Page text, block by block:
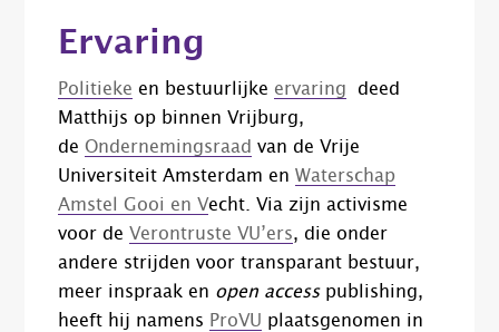
Ervaring
Politieke en bestuurlijke ervaring deed
Matthijs op binnen Vrijburg,
deOndernemingsraad van de Vrije
Universiteit Amsterdam enWaterschap
Amstel Gooi en Vecht. Via zijn activisme
voor deVerontruste VU’ers, die onder
andere strijden voor transparant bestuur,
meer inspraak en open accesspublishing,
heeft hij namens ProVU plaatsgenomen in